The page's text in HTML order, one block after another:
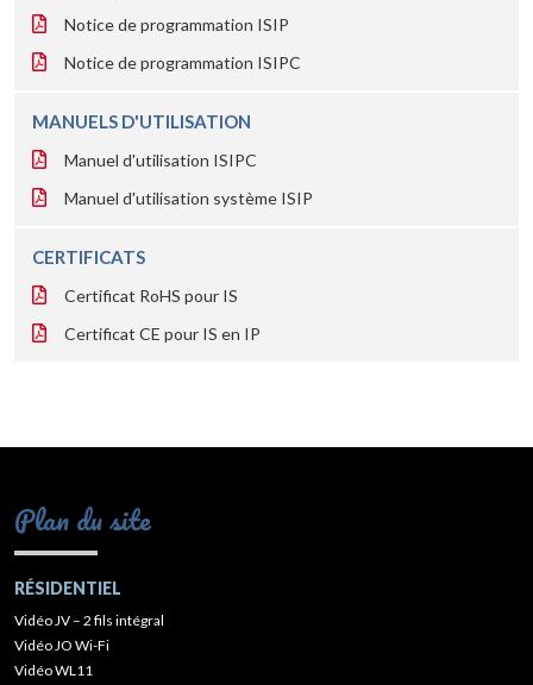
Notice de programmation ISIP
Notice de programmation ISIPC
MANUELS D'UTILISATION
Manuel d'utilisation ISIPC
Manuel d'utilisation système ISIP
CERTIFICATS
Certificat RoHS pour IS
Certificat CE pour IS en IP
Plan du site
RÉSIDENTIEL
Vidéo JV – 2 fils intégral
Vidéo JO Wi-Fi
Vidéo WL11